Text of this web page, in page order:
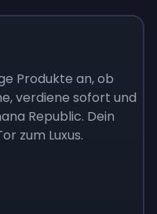
Produkte an, ob
verdiene sofort und
Republic. Dein
zum Luxus.